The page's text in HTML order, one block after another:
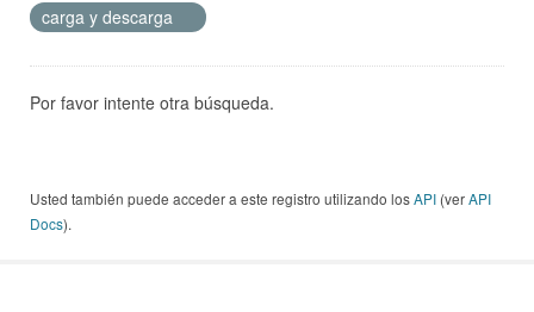
carga y descarga
Por favor intente otra búsqueda.
Usted también puede acceder a este registro utilizando losAPI (verAPI
Docs).